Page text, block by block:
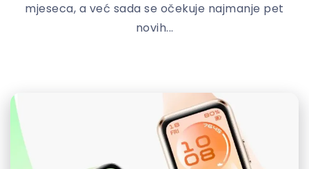
mjeseca, a već sada se očekuje najmanje pet
novih...